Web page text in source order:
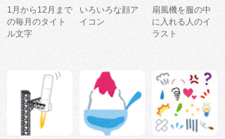
1月から12月まで
の毎月のタイト
ル文字
いろいろな顔ア
イコン
扇風機を服の中
に入れる人のイ
ラスト